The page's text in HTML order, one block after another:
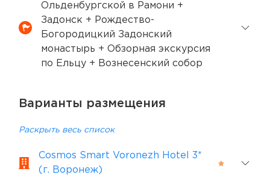
Ольденбургской в Рамони +
Задонск + Рождество-
Богородицкий Задонский
монастырь + Обзорная экскурсия
по Ельцу + Вознесенский собор
Варианты размещения
Раскрыть весь список
Cosmos Smart Voronezh Hotel 3*
(г. Воронеж)